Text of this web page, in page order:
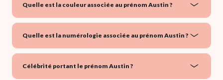
Quelle est la couleur associée au prénom Austin ?
Quelle est la numérologie associée au prénom Austin ?
Célébrité portant le prénom Austin ?